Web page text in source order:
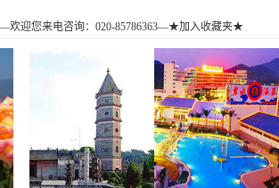
—欢迎您来电咨询：020-85786363—★加入收藏夹★